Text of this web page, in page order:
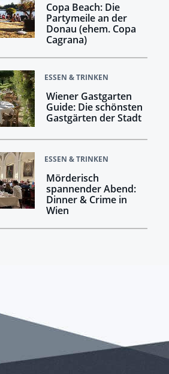
Copa Beach: Die
Partymeile an der
Donau (ehem. Copa
Cagrana)
ESSEN & TRINKEN
Wiener Gastgarten
Guide: Die schönsten
Gastgärten der Stadt
ESSEN & TRINKEN
Mörderisch
spannender Abend:
Dinner & Crime in
Wien